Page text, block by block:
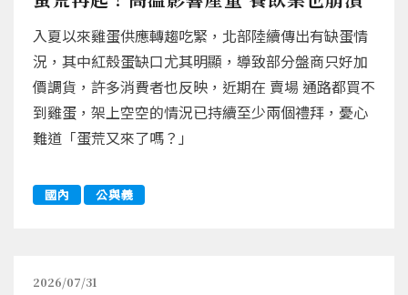
入夏以來雞蛋供應轉趨吃緊，北部陸續傳出有缺蛋情
況，其中紅殼蛋缺口尤其明顯，導致部分盤商只好加
價調貨，許多消費者也反映，近期在 賣場 通路都買不
到雞蛋，架上空空的情況已持續至少兩個禮拜，憂心
難道「蛋荒又來了嗎？」
國內 公與義
2026/07/31